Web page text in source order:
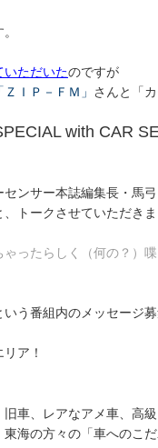
いただいたのですが
「ＺＩＰ－ＦＭ」 さんと「
with CAR
ンサー本誌編集長・馬
トークさせていただきま
ったらしく（何の？）
いう番組内のメッセージ
ア！
車、レアなアメ車、高
海の方々の「車へのこだ